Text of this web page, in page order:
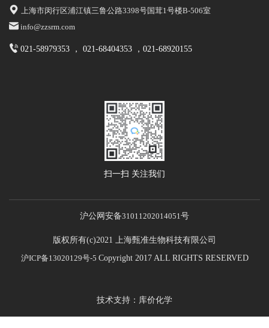
上海市闵行区浦江镇三鲁公路3398号国茸1号楼B-506室
info@zzsrm.com
021-58979353 ， 021-68404353 ，021-68920155
扫一扫 关注我们
沪公网安备31011202014051 号
版权所有(c)2021 上海甄准生物科技有限公司
沪ICP备13020129号-5 Copyright 2017 ALL RIGHTS RESERVED
技术支持：库价化学